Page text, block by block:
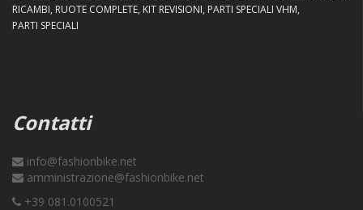
RICAMBI RUOTE COMPLETE KIT REVISIONI PARTI SPECIALI VHM
PARTI SPECIALI
Contatti
info@fashionbike.net
amministrazione@fashionbike.net
+39 081.0100521